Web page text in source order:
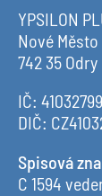
YPSILON
Nové
742 35 Odry
IČ: 41032799
DIČ:
Spisová
C 1594